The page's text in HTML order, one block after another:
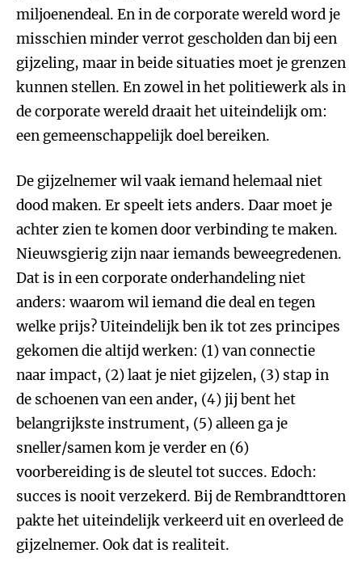
miljoenendeal. En in de corporate wereld word je
misschien minder verrot gescholden dan bij een
gijzeling, maar in beide situaties moet je grenzen
kunnen stellen. En zowel in het politiewerk als in
de corporate wereld draait het uiteindelijk om:
een gemeenschappelijk doel bereiken.
De gijzelnemer wil vaak iemand helemaal niet
dood maken. Er speelt iets anders. Daar moet je
achter zien te komen door verbinding te maken.
Nieuwsgierig zijn naar iemands beweegredenen.
Dat is in een corporate onderhandeling niet
anders: waarom wil iemand die deal en tegen
welke prijs? Uiteindelijk ben ik tot zes principes
gekomen die altijd werken: (1) van connectie
naar impact, (2) laat je niet gijzelen, (3) stap in
de schoenen van een ander, (4) jij bent het
belangrijkste instrument, (5) alleen ga je
sneller/samen kom je verder en (6)
voorbereiding is de sleutel tot succes. Edoch:
succes is nooit verzekerd. Bij de Rembrandttoren
pakte het uiteindelijk verkeerd uit en overleed de
gijzelnemer. Ook dat is realiteit.